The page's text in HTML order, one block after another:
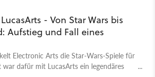
- Von Star Wars bis
Aufstieg und Fall eines
Electronic Arts die Star-Wars-Spiele für
dafür mit LucasArts ein legendäres